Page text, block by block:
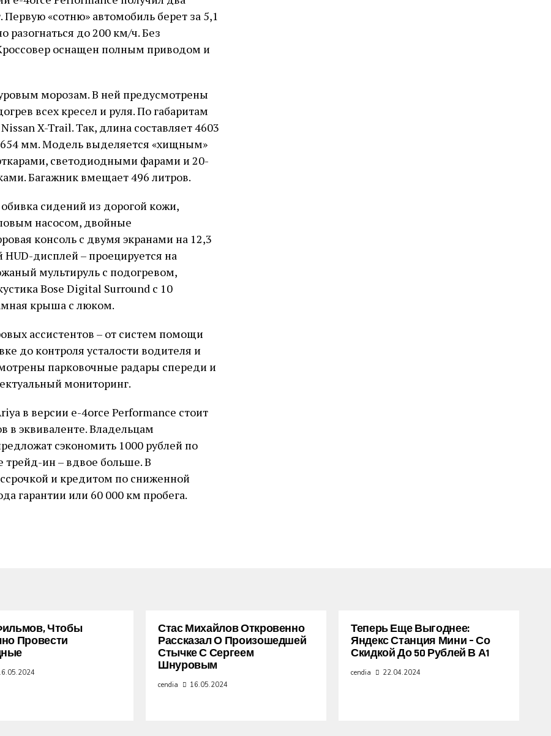
«сотню» автомобиль берет за 5,1
разогнаться до 200 км/ч. Без
оснащен полным приводом и
морозам. В ней предусмотрены
всех кресел и руля. По габаритам
X-Trail. Так, длина составляет 4603
мм. Модель выделяется «хищным»
светодиодными фарами и 20-
Багажник вмещает 496 литров.
сидений из дорогой кожи,
насосом, двойные
консоль с двумя экранами на 12,3
дисплей – проецируется на
мультируль с подогревом,
Bose Digital Surround с 10
крыша с люком.
ассистентов – от систем помощи
до контроля усталости водителя и
парковочные радары спереди и
мониторинг.
в версии e-4orce Performance стоит
в эквиваленте. Владельцам
сэкономить 1000 рублей по
трейд-ин – вдвое больше. В
и кредитом по сниженной
гарантии или 60 000 км пробега.
Чтобы
Провести
Стас Михайлов Откровенно
Рассказал О Произошедшей
Стычке С Сергеем
Шнуровым
cendia 16.05.2024
Теперь Еще Выгоднее:
Яндекс Станция Мини – Со
Скидкой До 50 Рублей В А1
cendia 22.04.2024